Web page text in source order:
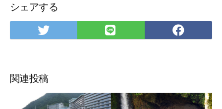
シェアする
Twitter
で
LINE
で
で
関連投稿